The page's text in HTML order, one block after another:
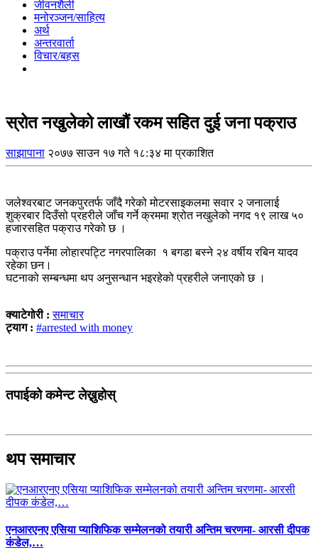
जीवनशैली
मनोरञ्जन/साहित्य
अर्थ
अन्तरवार्ता
विचार/बहस
स्रोत नखुलेको लाखौं रकम सहित दुई जना पक्राउ
साझापाना २०७७ साउन १७ गते १८:३४ मा प्रकाशित
जलेश्वरबाट जनकपुरतर्फ जाँदै गरेको मोटरसाइकलमा सवार २ जनालाई
शुक्रबार दिउँसो प्रहरीले जाँच गर्ने क्रममा श्रोत नखुलेको नगद १९ लाख ५०
हजारसहित पक्राउ गरेको छ ।
पक्राउ पर्नेमा लोहारपट्टि नगरपालिका १ बगडा बस्ने २४ वर्षीय रबिन यादव
रहेका छन।
घटनाको सम्बन्धमा थप अनुसन्धान भइरहेको प्रहरीले जनाएको छ ।
क्याटेगोरी :समाचार
ट्याग : #arrested with money
तपाईको कमेन्ट लेख्नुहोस्
थप समाचार
एनआरएनए एसिया प्याशिफिक सम्मेलनको तयारी अन्तिम चरणमा- आरसी दीपक
कंडेल,…